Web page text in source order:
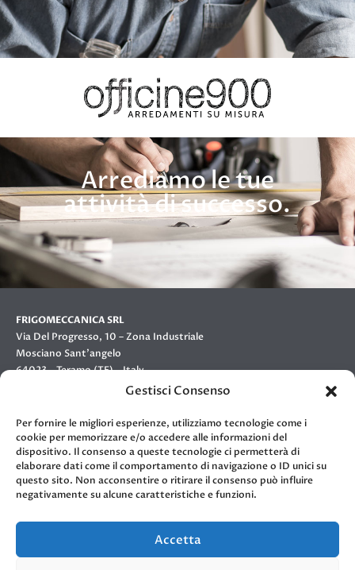
Gestisci Consenso
Per fornire le migliori esperienze, utilizziamo tecnologie come i
cookie per memorizzare e/o accedere alle informazioni del
dispositivo. Il consenso a queste tecnologie ci permetterà di
elaborare dati come il comportamento di navigazione o ID unici su
questo sito. Non acconsentire o ritirare il consenso può influire
negativamente su alcune caratteristiche e funzioni.
Accetta
Arrediamo le tue
attività di successo.
FRIGOMECCANICA SRL
Via Del Progresso, 10 – Zona Industriale
Mosciano Sant’angelo
64023 – Teramo (TE) – Italy
contatti
TELEFONO: